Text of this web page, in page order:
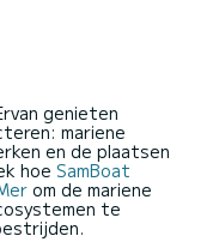
genieten
mariene
en de plaatsen
hoe SamBoat
om de mariene
te